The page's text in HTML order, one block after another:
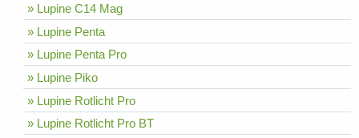
» Lupine C14 Mag
» Lupine Penta
» Lupine Penta Pro
» Lupine Piko
» Lupine Rotlicht Pro
» Lupine Rotlicht Pro BT